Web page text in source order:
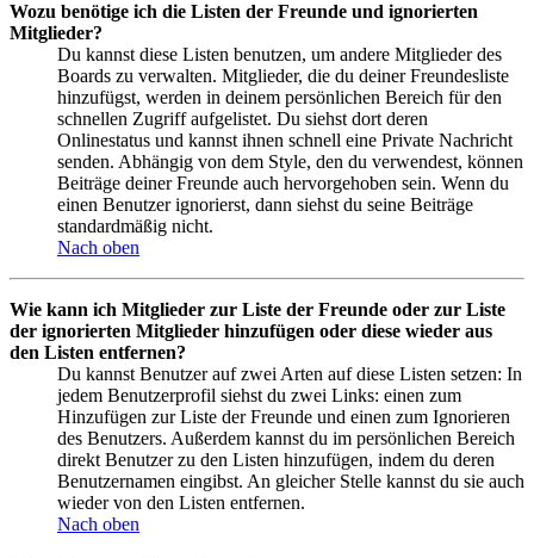
Wozu benötige ich die Listen der Freunde und ignorierten
Mitglieder?
Du kannst diese Listen benutzen, um andere Mitglieder des
Boards zu verwalten. Mitglieder, die du deiner Freundesliste
hinzufügst, werden in deinem persönlichen Bereich für den
schnellen Zugriff aufgelistet. Du siehst dort deren
Onlinestatus und kannst ihnen schnell eine Private Nachricht
senden. Abhängig von dem Style, den du verwendest, können
Beiträge deiner Freunde auch hervorgehoben sein. Wenn du
einen Benutzer ignorierst, dann siehst du seine Beiträge
standardmäßig nicht.
Nach oben
Wie kann ich Mitglieder zur Liste der Freunde oder zur Liste
der ignorierten Mitglieder hinzufügen oder diese wieder aus
den Listen entfernen?
Du kannst Benutzer auf zwei Arten auf diese Listen setzen: In
jedem Benutzerprofil siehst du zwei Links: einen zum
Hinzufügen zur Liste der Freunde und einen zum Ignorieren
des Benutzers. Außerdem kannst du im persönlichen Bereich
direkt Benutzer zu den Listen hinzufügen, indem du deren
Benutzernamen eingibst. An gleicher Stelle kannst du sie auch
wieder von den Listen entfernen.
Nach oben